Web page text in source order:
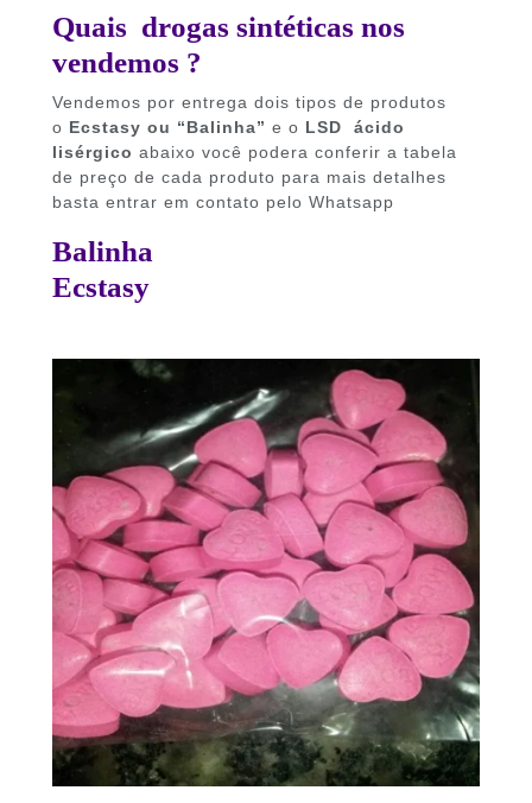
Quais drogas sintéticas nos
vendemos ?
Vendemos por entrega dois tipos de produtos
o Ecstasy ou “Balinha” e o LSD ácido
lisérgico abaixo você podera conferir a tabela
de preço de cada produto para mais detalhes
basta entrar em contato pelo Whatsapp
Balinha
Ecstasy